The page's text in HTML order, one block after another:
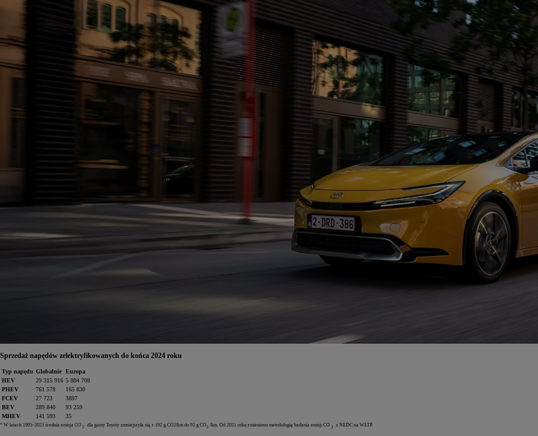
Sprzedaż napędów zelektryfikowanych do końca 2024 roku
Typ napędu Globalnie
Europa
HEV
29 315 916 5 884 708
PHEV
761 578
165 830
FCEV
27 723
3897
BEV
289 840
93 259
MHEV
141 593 35
* W latach 1995–2021 średnia emisja CO 2 dla gamy Toyoty zmniejszyła się z 192 g CO2/km do 92 g CO2 /km. Od 2021 roku zmieniono metodologię badania emisji CO 2 z NEDC na WLTP.